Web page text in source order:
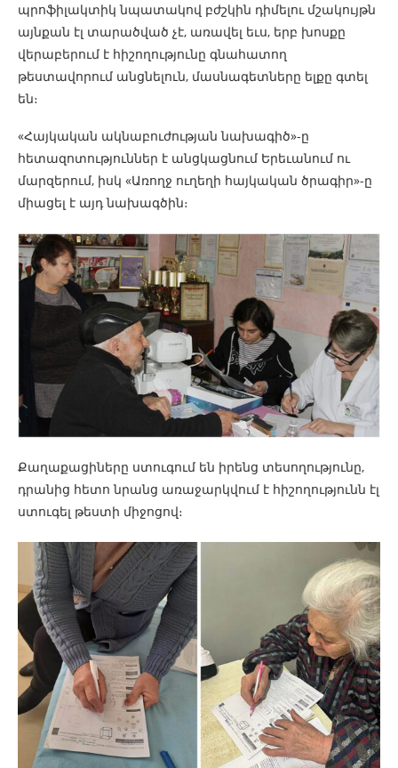
պրոֆիլակտիկ նպատակով բժշկին դիմելու մշակույթն
այնքան էլ տարածված չէ, առավել եւս, երբ խոսքը
վերաբերում է հիշողությունը գնահատող
թեստավորում անցնելուն, մասնագետները ելքը գտել
են։
«Հայկական ակնաբուժության նախագիծ»-ը
հետազոտություններ է անցկացնում Երեւանում ու
մարզերում, իսկ «Առողջ ուղեղի հայկական ծրագիր»-ը
միացել է այդ նախագծին։
Քաղաքացիները ստուգում են իրենց տեսողությունը,
դրանից հետո նրանց առաջարկվում է հիշողությունն էլ
ստուգել թեստի միջոցով։